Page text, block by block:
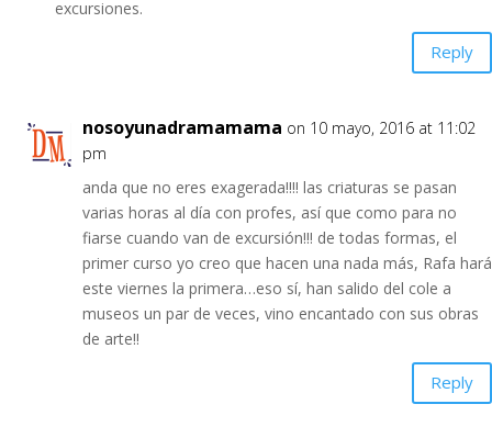
excursiones.
Reply
nosoyunadramamama on 10 mayo, 2016 at 11:02
pm
anda que no eres exagerada!!!! las criaturas se pasan
varias horas al día con profes, así que como para no
fiarse cuando van de excursión!!! de todas formas, el
primer curso yo creo que hacen una nada más, Rafa hará
este viernes la primera…eso sí, han salido del cole a
museos un par de veces, vino encantado con sus obras
de arte!!
Reply